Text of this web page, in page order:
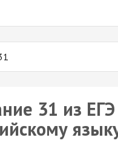
31 из